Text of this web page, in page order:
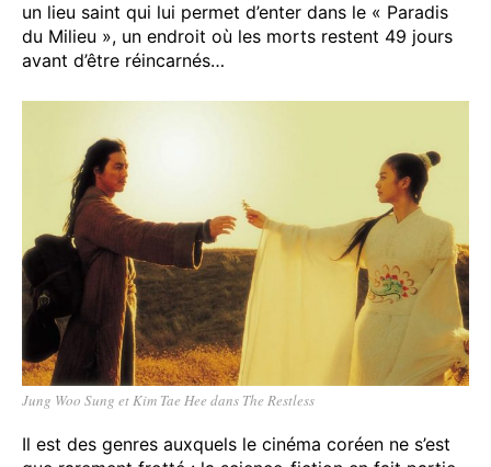
un lieu saint qui lui permet d’enter dans le « Paradis
du Milieu », un endroit où les morts restent 49 jours
avant d’être réincarnés…
Jung Woo Sung et Kim Tae Hee dans The Restless
Il est des genres auxquels le cinéma coréen ne s’est